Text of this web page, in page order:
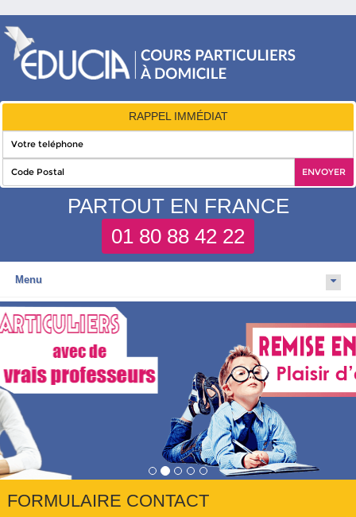
RAPPEL IMMÉDIAT
PARTOUT EN FRANCE
01 80 88 42 22
Menu
FORMULAIRE CONTACT